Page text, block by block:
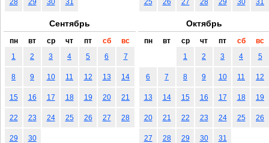
Сентябрь
пн вт ср чт пт сб
вс
1
2 3 4 5 6 7
8 9 10 11 12 13 14
15 16 17 18 19 20 21
22 23 24 25 26 27 28
29 30
Октябрь
пн вт ср чт пт сб
вс
1
2 3 4 5
6 7 8 9 10 11 12
13 14 15 16 17 18 19
20 21 22 23 24 25 26
27 28 29 30 31